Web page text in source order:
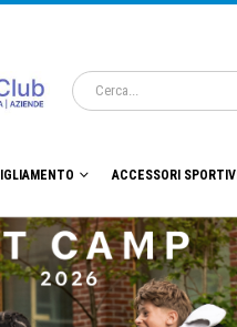
ACCESSORI SPORTIVI